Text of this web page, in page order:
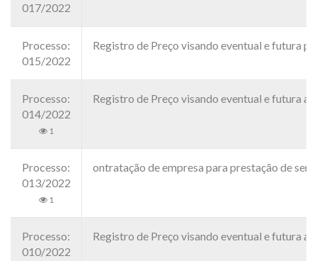
017/2022
Processo:
015/2022
Registro de Preço visando eventual e futura
Processo:
014/2022
1
Registro de Preço visando eventual e futura
Processo:
013/2022
1
ontratação de empresa para prestação de
Processo:
010/2022
Registro de Preço visando eventual e futura